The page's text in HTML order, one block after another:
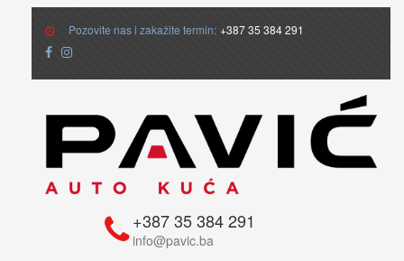
Pozovite nas i zakažite termin: +387 35 384 291
+387 35 384 291
info@pavic.ba